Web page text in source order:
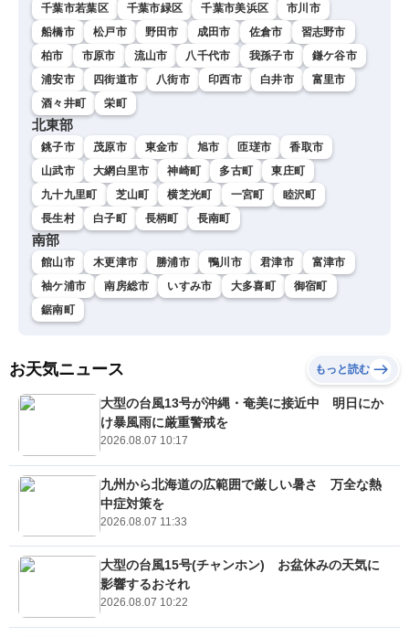
千葉市若葉区 千葉市緑区 千葉市美浜区
市川市
船橋市
松戸市 野田市 成田市 佐倉市
習志野市
柏市
市原市 流山市 八千代市 我孫子市
鎌ケ谷市
浦安市
四街道市 八街市 印西市 白井市
富里市
酒々井町
栄町
北東部
銚子市 茂原市 東金市 旭市 匝瑳市
香取市
山武市
大網白里市 神崎町 多古町
東庄町
九十九里町
芝山町 横芝光町 一宮町
睦沢町
長生村
白子町 長柄町 長南町
南部
館山市 木更津市 勝浦市 鴨川市 君津市
富津市
袖ケ浦市
南房総市 いすみ市 大多喜町
御宿町
鋸南町
お天気ニュース もっと読む
大型の台風13号が沖縄・奄美に接近中 明日にか
け暴風雨に厳重警戒を
2026.08.07 10:17
九州から北海道の広範囲で厳しい暑さ 万全な熱
中症対策を
2026.08.07 11:33
大型の台風15号(チャンホン) お盆休みの天気に
影響するおそれ
2026.08.07 10:22